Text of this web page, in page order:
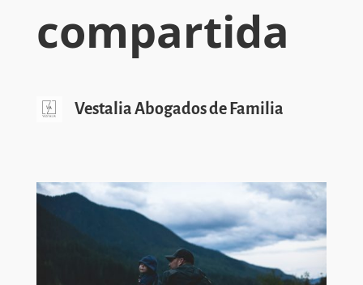
compartida
Vestalia Abogados de Familia